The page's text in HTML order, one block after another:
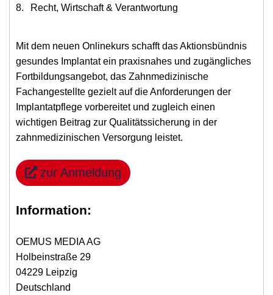
Recht, Wirtschaft & Verantwortung
Mit dem neuen Onlinekurs schafft das Aktionsbündnis
gesundes Implantat ein praxisnahes und zugängliches
Fortbildungsangebot, das Zahnmedizinische
Fachangestellte gezielt auf die Anforderungen der
Implantatpflege vorbereitet und zugleich einen
wichtigen Beitrag zur Qualitätssicherung in der
zahnmedizinischen Versorgung leistet.
zur Anmeldung
Information:
OEMUS MEDIA AG
Holbeinstraße 29
04229 Leipzig
Deutschland